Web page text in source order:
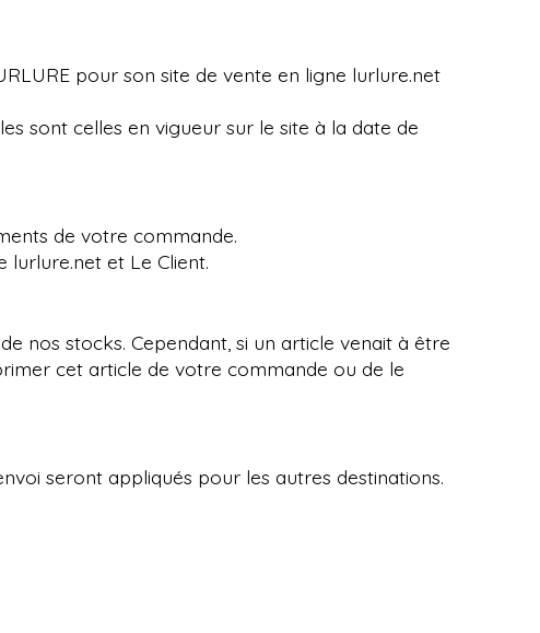
pour son site de vente en ligne lurlure.net
sont celles en vigueur sur le site à la date de
de votre commande.
et Le Client.
nos stocks. Cependant, si un article venait à être
cet article de votre commande ou de le
seront appliqués pour les autres destinations.